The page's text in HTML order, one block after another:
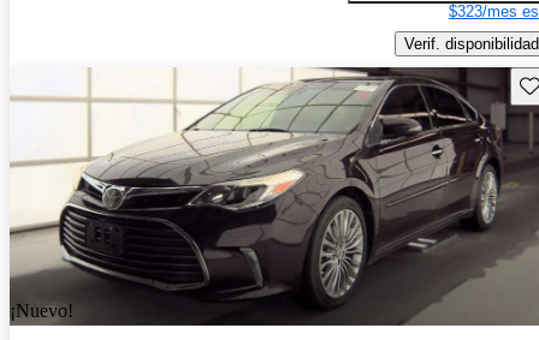
$323/mes
Verif. disponibilidad
¡Nuevo!